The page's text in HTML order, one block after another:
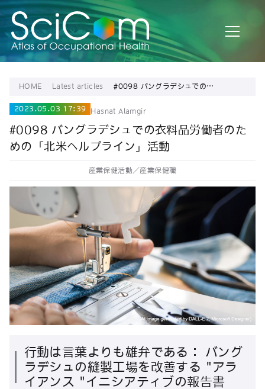
HOME Latest articles
#0098 バングラデシュでの衣
2023.05.03 17:39 Hasnat Alamgir
#0098 バングラデシュでの衣料品労働者のた
めの「北米ヘルプライン」活動
産業保健活動／産業保健職
行動は言葉よりも雄弁である： バング
ラデシュの縫製工場を改善する "アラ
イアンス "イニシアティブの報告書